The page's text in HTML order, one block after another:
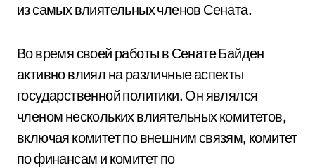
из самых влиятельных членов Сената.
Во время своей работы в Сенате Байден
активно влиял на различные аспекты
государственной политики. Он являлся
членом нескольких влиятельных комитетов,
включая комитет по внешним связям, комитет
по финансам и комитет по